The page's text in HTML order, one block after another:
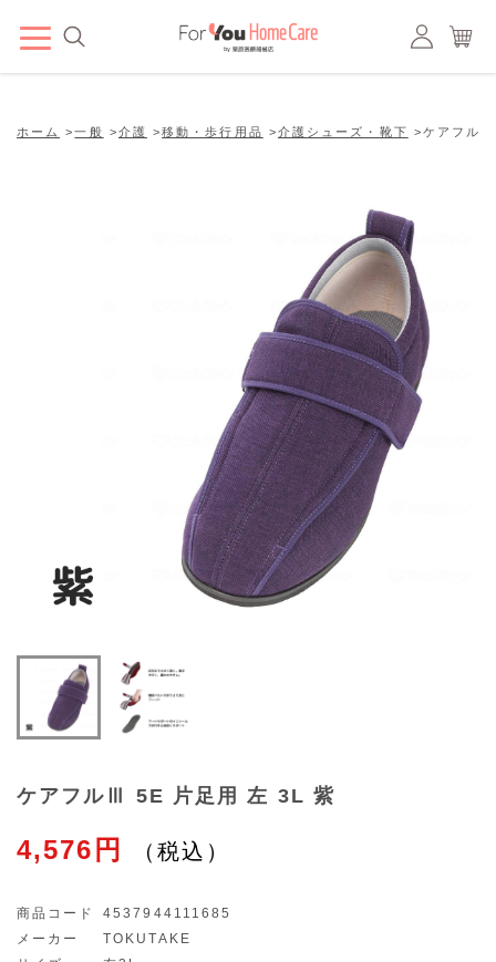
ホーム >一般 >介護 >移動・歩行用品 >介護シューズ・靴下 >ケアフル
ケアフルⅢ 5E 片足用 左 3L 紫
4,576円
商品コード
4537944111685
メーカー
TOKUTAKE